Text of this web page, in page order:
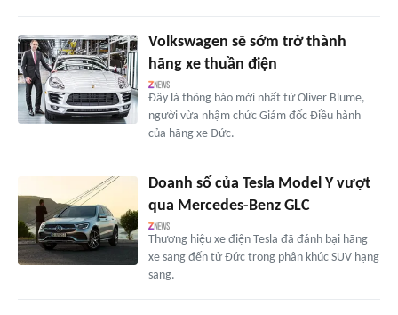
Volkswagen sẽ sớm trở thành
hãng xe thuần điện
Đây là thông báo mới nhất từ Oliver Blume,
người vừa nhậm chức Giám đốc Điều hành
của hãng xe Đức.
Doanh số của Tesla Model Y vượt
qua Mercedes-Benz GLC
Thương hiệu xe điện Tesla đã đánh bại hãng
xe sang đến từ Đức trong phân khúc SUV hạng
sang.